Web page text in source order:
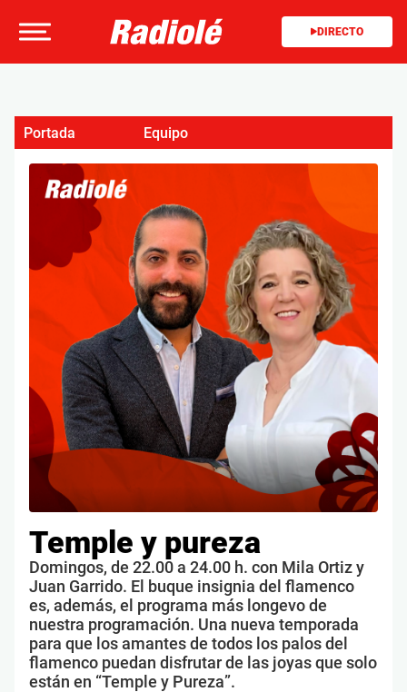
DIRECTO
Temple y pureza
Domingos, de 22.00 a 24.00 h. con Mila Ortiz y
Juan Garrido. El buque insignia del flamenco
es, además, el programa más longevo de
nuestra programación. Una nueva temporada
para que los amantes de todos los palos del
flamenco puedan disfrutar de las joyas que solo
están en “Temple y Pureza”.
Portada Equipo